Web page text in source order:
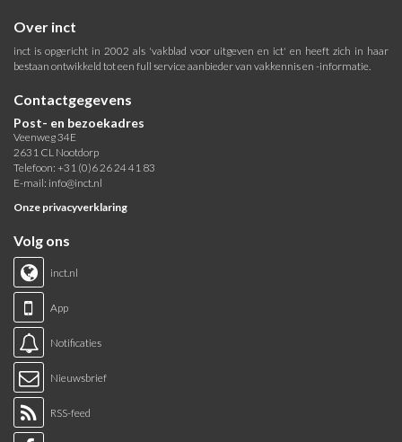
Over inct
inct is opgericht in 2002 als 'vakblad voor uitgeven en ict' en heeft zich in haar
bestaan ontwikkeld tot een full service aanbieder van vakkennis en -informatie.
Contactgegevens
Post- en bezoekadres
Veenweg 34E
2631 CL Nootdorp
Telefoon: +31 (0)6 26 24 41 83
E-mail: info@inct.nl
Onze privacyverklaring
Volg ons
inct.nl
App
Notificaties
Nieuwsbrief
RSS-feed